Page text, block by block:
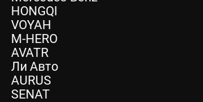
HONGQI
VOYAH
M-HERO
AVATR
Ли Авто
AURUS
SENAT